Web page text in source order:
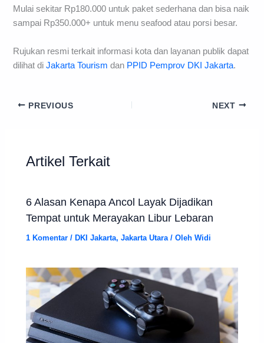
Mulai sekitar Rp180.000 untuk paket sederhana dan bisa naik
sampai Rp350.000+ untuk menu seafood atau porsi besar.
Rujukan resmi terkait informasi kota dan layanan publik dapat
dilihat diJakarta Tourism dan PPID Pemprov DKI Jakarta.
PREVIOUS NEXT
Artikel Terkait
6 Alasan Kenapa Ancol Layak Dijadikan
Tempat untuk Merayakan Libur Lebaran
1 Komentar / DKI Jakarta,Jakarta Utara/ OlehWidi